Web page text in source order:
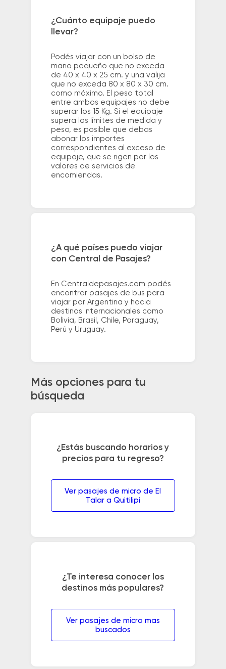
¿Cuánto equipaje puedo
llevar?
Podés viajar con un bolso de
mano pequeño que no exceda
de 40 x 40 x 25 cm. y una valija
que no exceda 80 x 80 x 30 cm.
como máximo. El peso total
entre ambos equipajes no debe
superar los 15 Kg. Si el equipaje
supera los límites de medida y
peso, es posible que debas
abonar los importes
correspondientes al exceso de
equipaje, que se rigen por los
valores de servicios de
encomiendas.
¿A qué países puedo viajar
con Central de Pasajes?
En Centraldepasajes.com podés
encontrar pasajes de bus para
viajar por Argentina y hacia
destinos internacionales como
Bolivia, Brasil, Chile, Paraguay,
Perú y Uruguay.
Más opciones para tu
búsqueda
¿Estás buscando horarios y
precios para tu regreso?
Ver pasajes de micro de El
Talar a Quitilipi
¿Te interesa conocer los
destinos más populares?
Ver pasajes de micro mas
buscados